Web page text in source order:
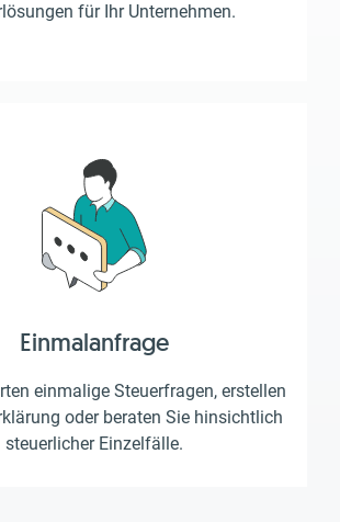
für Ihr Unternehmen.
Einmalanfrage
einmalige Steuerfragen, erstellen
oder beraten Sie hinsichtlich
steuerlicher Einzelfälle.